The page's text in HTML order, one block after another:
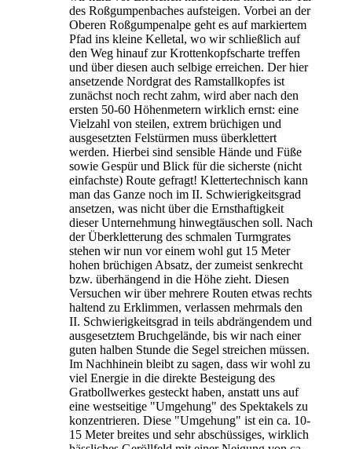
des Roßgumpenbaches aufsteigen. Vorbei an der
Oberen Roßgumpenalpe geht es auf markiertem
Pfad ins kleine Kelletal, wo wir schließlich auf
den Weg hinauf zur Krottenkopfscharte treffen
und über diesen auch selbige erreichen. Der hier
ansetzende Nordgrat des Ramstallkopfes ist
zunächst noch recht zahm, wird aber nach den
ersten 50-60 Höhenmetern wirklich ernst: eine
Vielzahl von steilen, extrem brüchigen und
ausgesetzten Felstürmen muss überklettert
werden. Hierbei sind sensible Hände und Füße
sowie Gespür und Blick für die sicherste (nicht
einfachste) Route gefragt! Klettertechnisch kann
man das Ganze noch im II. Schwierigkeitsgrad
ansetzen, was nicht über die Ernsthaftigkeit
dieser Unternehmung hinwegtäuschen soll. Nach
der Überkletterung des schmalen Turmgrates
stehen wir nun vor einem wohl gut 15 Meter
hohen brüchigen Absatz, der zumeist senkrecht
bzw. überhängend in die Höhe zieht. Diesen
Versuchen wir über mehrere Routen etwas rechts
haltend zu Erklimmen, verlassen mehrmals den
II. Schwierigkeitsgrad in teils abdrängendem und
ausgesetztem Bruchgelände, bis wir nach einer
guten halben Stunde die Segel streichen müssen.
Im Nachhinein bleibt zu sagen, dass wir wohl zu
viel Energie in die direkte Besteigung des
Gratbollwerkes gesteckt haben, anstatt uns auf
eine westseitige "Umgehung" des Spektakels zu
konzentrieren. Diese "Umgehung" ist ein ca. 10-
15 Meter breites und sehr abschüssiges, wirklich